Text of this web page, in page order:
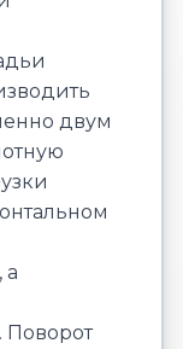
двум
а
Поворот